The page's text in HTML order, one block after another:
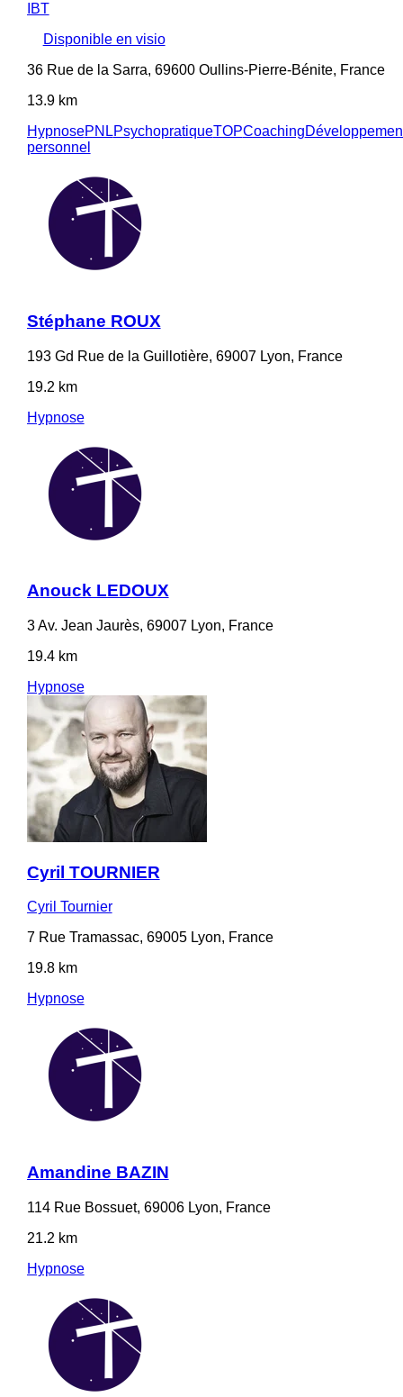
IBT
Disponible en visio
36 Rue de la Sarra, 69600 Oullins-Pierre-Bénite, France
13.9 km
HypnosePNLPsychopratiqueTOPCoaching
personnel
Stéphane ROUX
193 Gd Rue de la Guillotière, 69007 Lyon, France
19.2 km
Hypnose
Anouck LEDOUX
3 Av. Jean Jaurès, 69007 Lyon, France
19.4 km
Hypnose
Cyril TOURNIER
Cyril Tournier
7 Rue Tramassac, 69005 Lyon, France
19.8 km
Hypnose
Amandine BAZIN
114 Rue Bossuet, 69006 Lyon, France
21.2 km
Hypnose